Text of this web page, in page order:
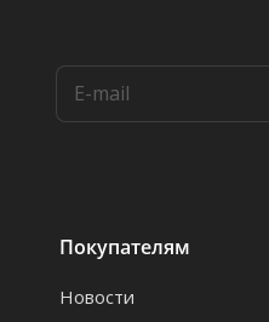
Покупателям
Новости